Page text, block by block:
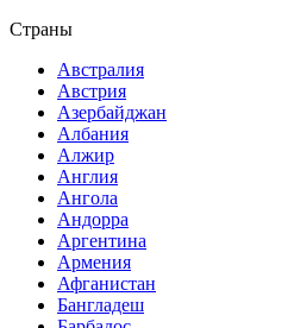
Страны
Австралия
Австрия
Азербайджан
Албания
Алжир
Англия
Ангола
Андорра
Аргентина
Армения
Афганистан
Бангладеш